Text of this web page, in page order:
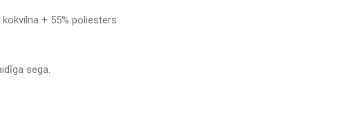
kokvilna + 55% poliesters
sega.